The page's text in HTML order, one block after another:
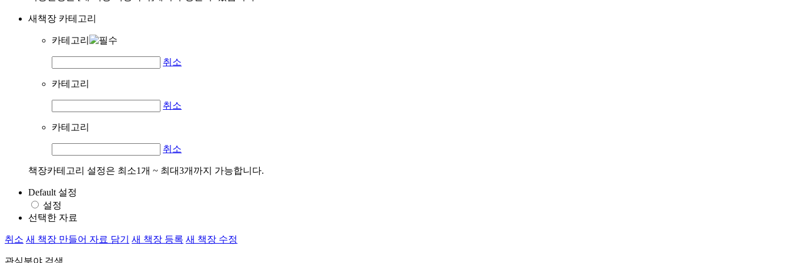
새책장 카테고리
카테고리
취소
카테고리
취소
카테고리
취소
책장카테고리 설정은 최소1개 ~ 최대3개까지 가능합니다.
Default 설정
설정
선택한 자료
취소 새 책장 만들어 자료 담기 새 책장 등록 새 책장 수정